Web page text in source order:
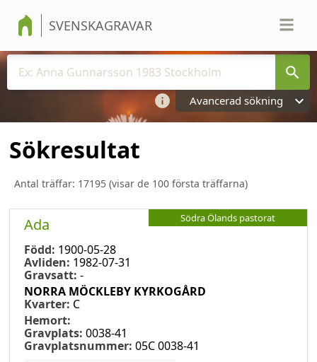
SVENSKAGRAVAR
Avancerad sökning
Sökresultat
Antal träffar: 17195 (visar de 100 första träffarna)
Södra Ölands pastorat
Ada
Född: 1900-05-28
Avliden: 1982-07-31
Gravsatt: -
NORRA MÖCKLEBY KYRKOGÅRD
Kvarter: C
Hemort:
Gravplats: 0038-41
Gravplatsnummer: 05C 0038-41